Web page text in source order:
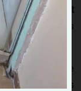
du conduit
et nous vérifions
visibles (tirage
d’éviter des